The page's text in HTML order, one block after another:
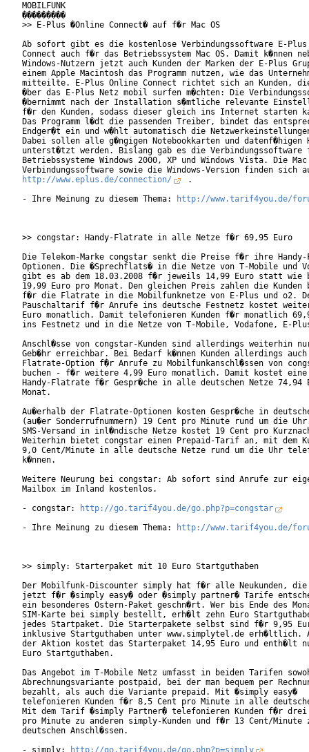
MOBILFUNK
���������
>> E-Plus �Online Connect� auf f�r Mac OS
Ab sofort gibt es die kostenlose Verbindungssoftware E-
Connect auch f�r das Betriebssystem Mac OS. Damit k�nnen
Windows-Nutzern jetzt auch Kunden der Marken der E-Plus
einem Apple Macintosh das Programm nutzen, wie das
mitteilte. E-Plus Online Connect richtet sich an Kunden, die
�ber das E-Plus Netz mobil surfen m�chten: Die
�bernimmt nach der Installation s�mtliche relevante
f�r den Kunden, sodass dieser gleich ins Internet starten
Das Programm l�dt die passenden Treiber, bindet das
Endger�t ein und w�hlt automatisch die
Dabei sollen alle g�ngigen Notebookkarten und datenf�higen
unterst�tzt werden. Bislang gab es die
Betriebssysteme Windows 2000, XP und Windows Vista. Die Mac
http://www.eplus.de/connection/
.
- Ihre Meinung zu diesem Thema:
http://www.tarif4you.de/
>> congstar: Handy-Flatrate in alle Netze f�r 69,95 Euro
Die Telekom-Marke congstar senkt die Preise f�r ihre
Optionen. Die �Sprechflats� in die Netze von T-Mobile und
gibt es ab dem 18.03.2008 f�r jeweils 14,99 Euro statt wie
19,99 Euro pro Monat. Den gleichen Preis zahlen die Kunden
f�r die Flatrate in die Mobilfunknetze von E-Plus und o2.
Pauschaltarif f�r Anrufe ins deutsche Festnetz kostet
Euro monatlich. Damit telefonieren Kunden f�r monatlich
ins Festnetz und in die Netze von T-Mobile, Vodafone,
Anschl�sse von congstar-Kunden sind allerdings weiterhin
Geb�hr erreichbar. Bei Bedarf k�nnen Kunden allerdings
Flatrate-Option f�r Anrufe zu Mobilfunkanschl�ssen von
buchen - f�r weitere 4,99 Euro monatlich. Damit kostet eine
Handy-Flatrate f�r Gespr�che in alle deutschen Netze 74,94
Monat.
Au�erhalb der Flatrate-Optionen kosten Gespr�che in
(au�er Sonderrufnummern) 19 Cent pro Minute rund um die
SMS-Versand in inl�ndische Netze kostet 19 Cent pro
Weiterhin bietet congstar einen Prepaid-Tarif an, mit dem
9,0 Cent/Minute in alle deutsche Netze rund um die Uhr
k�nnen.
Weitere Neurung bei congstar: Ab sofort sind Anrufe zur
Mailbox im Inland kostenlos.
- congstar:
http://go.tarif4you.de/go.php?p=congstar
- Ihre Meinung zu diesem Thema:
http://www.tarif4you.de/
>> simply: Starterpaket mit 10 Euro Startguthaben
Der Mobilfunk-Discounter simply hat f�r alle Neukunden,
jetzt f�r �simply easy� oder �simply partner� Tarife
ein besonderes Ostern-Paket geschn�rt. Wer bis Ende des
SIM-Karte bei simply bestellt, erh�lt zehn Euro
jedes Startpaket. Die Starterpakete selbst sind f�r 9,95
inklusive Startguthaben unter www.simplytel.de erh�ltlich.
der Aktion kostet das Starterpaket 14,95 Euro und enth�lt
Euro Startguthaben.
Das Angebot im T-Mobile Netz umfasst in beiden Tarifen
Abrechnungsvariante postpaid, bei der man bequem per
bezahlt, als auch die Variante prepaid. Mit �simply easy�
telefonieren Kunden f�r 8,5 Cent pro Minute in alle
Mit dem Tarif �simply Partner� telefonieren Kunden f�r drei
pro Minute zu anderen simply-Kunden und f�r 13 Cent/Minute
deutschen Anschl�ssen.
- simply:
http://go.tarif4you.de/go.php?p=simply